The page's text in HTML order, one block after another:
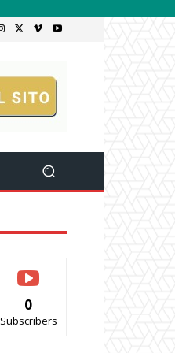
0
Subscribers